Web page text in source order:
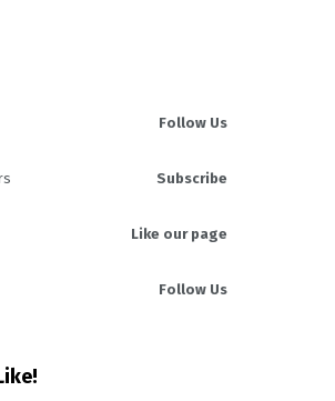
Follow Us
Subscribe
Like our page
Follow Us